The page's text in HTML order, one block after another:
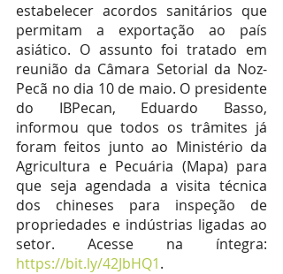
estabelecer acordos sanitários que
permitam a exportação ao país
asiático. O assunto foi tratado em
reunião da Câmara Setorial da Noz-
Pecã no dia 10 de maio. O presidente
do IBPecan, Eduardo Basso,
informou que todos os trâmites já
foram feitos junto ao Ministério da
Agricultura e Pecuária (Mapa) para
que seja agendada a visita técnica
dos chineses para inspeção de
propriedades e indústrias ligadas ao
setor. Acesse na íntegra:
https://bit.ly/42JbHQ1.